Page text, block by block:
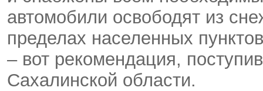
автомобили освободят из
пределах населенных
– вот рекомендация,
Сахалинской области.